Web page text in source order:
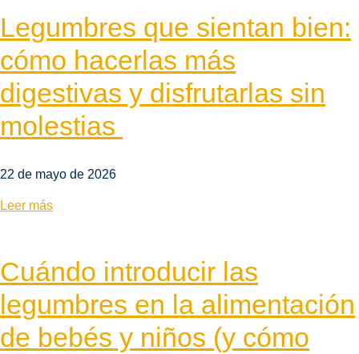
Legumbres que sientan bien:
cómo hacerlas más
digestivas y disfrutarlas sin
molestias
22 de mayo de 2026
Leer más
Cuándo introducir las
legumbres en la alimentación
de bebés y niños (y cómo